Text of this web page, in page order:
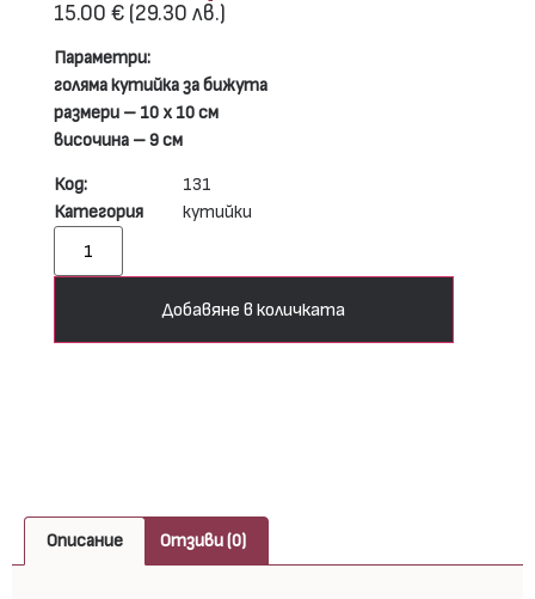
15.00 € (29.30 лв.)
Параметри:
голяма кутийка за бижута
размери – 10 х 10 см
височина – 9 см
Код:
131
Категория
кутийки
Добавяне в количката
Описание Отзиви (0)